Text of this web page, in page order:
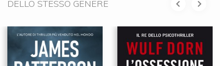
DELLO STESSO GENERE